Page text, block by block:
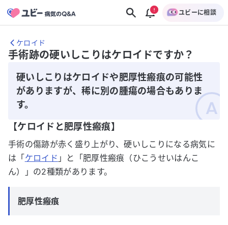
ユビーに相談
ケロイド
手術跡の硬いしこりはケロイドですか？
硬いしこりはケロイドや肥厚性瘢痕の可能性
がありますが、稀に別の腫瘍の場合もありま
す。
【ケロイドと肥厚性瘢痕】
手術の傷跡が赤く盛り上がり、硬いしこりになる病気に
は「 ケロイド 」と「肥厚性瘢痕（ひこうせいはんこ
ん）」の2種類があります。
肥厚性瘢痕